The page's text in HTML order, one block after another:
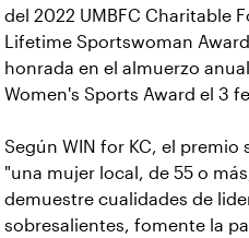
del 2022 UMBFC Charitable
Lifetime Sportswoman
honrada en el almuerzo
Women's Sports Award el 3
Según WIN for KC, el premio
"una mujer local, de 55 o
demuestre cualidades de
sobresalientes, fomente la